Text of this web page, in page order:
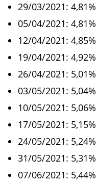
29/03/2021: 4,81%
05/04/2021: 4,81%
12/04/2021: 4,85%
19/04/2021: 4,92%
26/04/2021: 5,01%
03/05/2021: 5,04%
10/05/2021: 5,06%
17/05/2021: 5,15%
24/05/2021: 5,24%
31/05/2021: 5,31%
07/06/2021: 5,44%